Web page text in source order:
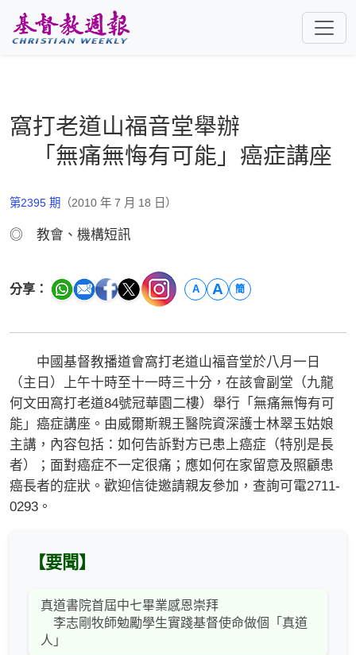
窩打老道山福音堂舉辦
「無痛無悔有可能」癌症講座
第2395 期 （2010 年 7 月 18 日）
◎ 教會、機構短訊
分享： A A 簡
中國基督教播道會窩打老道山福音堂於八月一日
（主日）上午十時至十一時三十分，在該會副堂（九龍
何文田窩打老道84號冠華園二樓）舉行「無痛無悔有可
能」癌症講座。由威爾斯親王醫院資深護士林翠玉姑娘
主講，內容包括：如何告訴對方已患上癌症（特別是長
者）；面對癌症不一定很痛；應如何在家留意及照顧患
癌長者的症狀。歡迎信徒邀請親友參加，查詢可電2711-
0293。
【要聞】
真道書院首屆中七畢業感恩崇拜
李志剛牧師勉勵學生實踐基督使命做個「真道
人」